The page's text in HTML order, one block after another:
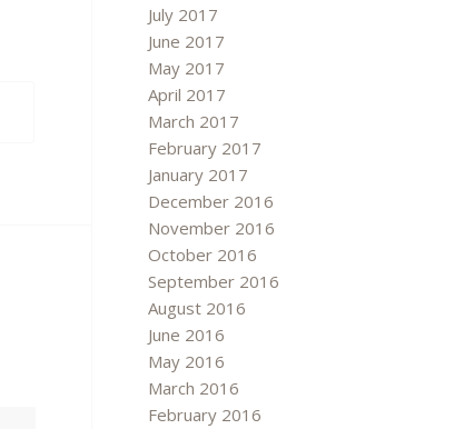
July 2017
June 2017
May 2017
April 2017
March 2017
February 2017
January 2017
December 2016
November 2016
October 2016
September 2016
August 2016
June 2016
May 2016
March 2016
February 2016